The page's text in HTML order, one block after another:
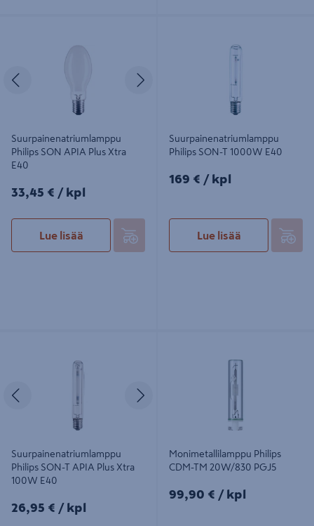
Suurpainenatriumlamppu
Philips SON APIA Plus Xtra
E40
33,45€/kpl
33,45 € / kpl
Lue lisää
Suurpainenatriumlamppu
Philips SON-T 1000W E40
169€/kpl
169 € / kpl
Lue lisää
Suurpainenatriumlamppu
Philips SON-T APIA Plus Xtra
100W E40
26,95€/kpl
26,95 € / kpl
Monimetallilamppu Philips
CDM-TM 20W/830 PGJ5
99,90€/kpl
99,90 € / kpl